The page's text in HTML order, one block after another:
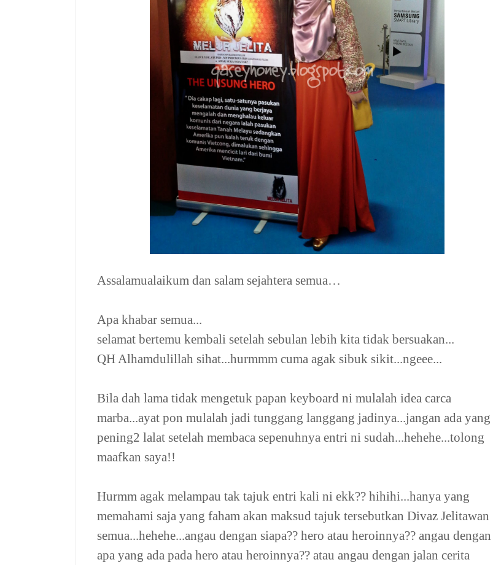
Assalamualaikum dan salam sejahtera semua…
Apa khabar semua...
selamat bertemu kembali setelah sebulan lebih kita tidak bersuakan...
QH Alhamdulillah sihat...hurmmm cuma agak sibuk sikit...ngeee...
Bila dah lama tidak mengetuk papan keyboard ni mulalah idea carca
marba...ayat pon mulalah jadi tunggang langgang jadinya...jangan ada yang
pening2 lalat setelah membaca sepenuhnya entri ni sudah...hehehe...tolong
maafkan saya!!
Hurmm agak melampau tak tajuk entri kali ni ekk?? hihihi...hanya yang
memahami saja yang faham akan maksud tajuk tersebutkan Divaz Jelitawan
semua...hehehe...angau dengan siapa?? hero atau heroinnya?? angau dengan
apa yang ada pada hero atau heroinnya?? atau angau dengan jalan cerita